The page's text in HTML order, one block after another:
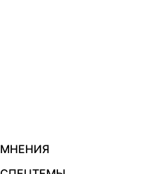
МНЕНИЯ